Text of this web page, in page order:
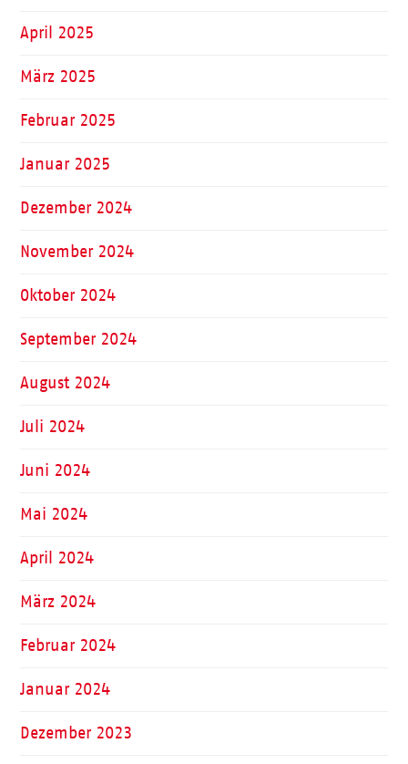
April 2025
März 2025
Februar 2025
Januar 2025
Dezember 2024
November 2024
Oktober 2024
September 2024
August 2024
Juli 2024
Juni 2024
Mai 2024
April 2024
März 2024
Februar 2024
Januar 2024
Dezember 2023